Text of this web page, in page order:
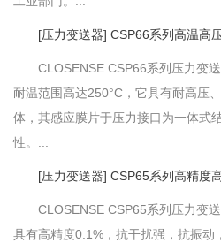
[压力变送器] CSP66系列高温高
CLOSENSE CSP66系列压力变
耐温范围高达250°C，它具有耐高压
体，其感应膜片于压力接口为一体式
性。...
[压力变送器] CSP65系列高精度
CLOSENSE CSP65系列压力变
具有高精度0.1%，抗干扰强，抗振动